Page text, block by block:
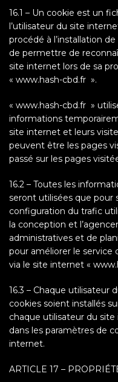
16.1 – Un cookie est un
l’utilisateur du site
procédé à l’installation
de permettre de
site internet lors de sa
« www.hash-cbd.fr ».
« www.hash-cbd.fr »
informations
site internet et leurs
peuvent être les pages
passé sur les pages
16.2 – Toutes les
seront utilisées que pour
configuration du trafic
la conception et
administratives et de
pour améliorer le service
via le site internet «
16.3 – Chaque utilisateur
cookies soient installés
chaque utilisateur du
dans les paramètres de
internet.
ARTICLE 17 –